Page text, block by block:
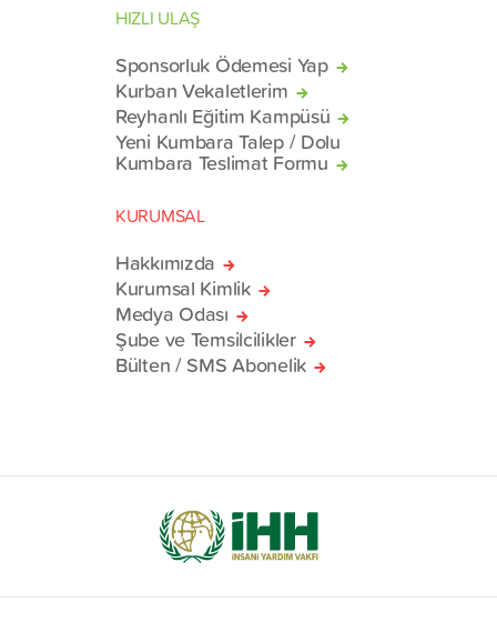
HIZLI ULAŞ
Sponsorluk Ödemesi Yap
Kurban Vekaletlerim
Reyhanlı Eğitim Kampüsü
Yeni Kumbara Talep / Dolu
Kumbara Teslimat Formu
KURUMSAL
Hakkımızda
Kurumsal Kimlik
Medya Odası
Şube ve Temsilcilikler
Bülten / SMS Abonelik